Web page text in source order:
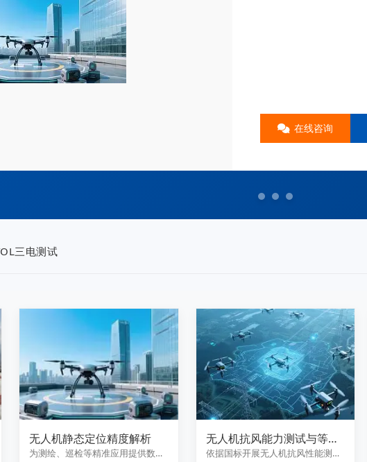
在线咨询
三电测试
无人机静态定位精度解析
为测绘、巡检等精准应用提供数据
无人机抗风能力测试与等级
评定
依据国标开展无人机抗风性能测